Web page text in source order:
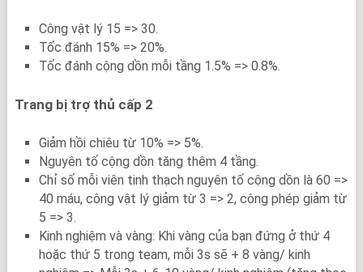
Công vật lý 15 => 30.
Tốc đánh 15% => 20%.
Tốc đánh cộng dồn mỗi tầng 1.5% => 0.8%.
Trang bị trợ thủ cấp 2
Giảm hồi chiêu từ 10% => 5%.
Nguyên tố cộng dồn tăng thêm 4 tầng.
Chỉ số mỗi viên tinh thạch nguyên tố cộng dồn là 60 =>
40 máu, công vật lý giảm từ 3 => 2, công phép giảm từ
5 => 3.
Kinh nghiệm và vàng: Khi vàng của bạn đứng ở thứ 4
hoặc thứ 5 trong team, mỗi 3s sẽ + 8 vàng/ kinh